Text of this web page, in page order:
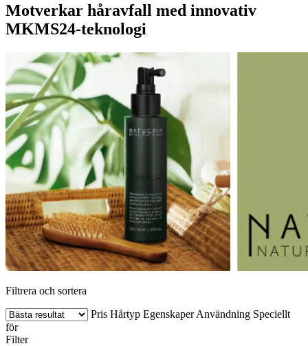
Motverkar håravfall med innovativ
MKMS24-teknologi
Filtrera och sortera
Pris Hårtyp Egenskaper Användning Speciellt
för
Filter